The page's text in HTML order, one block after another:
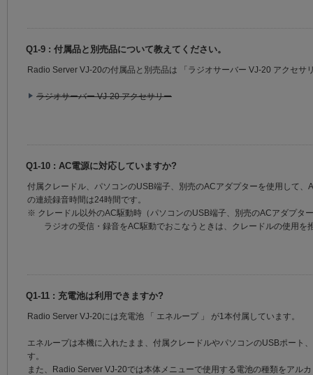
Q1-9 : 付属品と別売品について教えてください。
Radio Server VJ-20の付属品と別売品は 「ラジオサーバー VJ-20 アクセ
ラジオサーバー VJ-20 アクセサリー
Q1-10 : AC電源に対応していますか?
付属クレードル、パソコンのUSB端子、別売のACアダプターを使用して
の連続録音時間は24時間です。
※ クレードル以外のAC駆動時（パソコンのUSB端子、別売のACアダプタ
ラジオの受信・録音をAC駆動でおこなうときは、クレードルの使用を
Q1-11 : 充電池は利用できますか?
Radio Server VJ-20には充電池 「 エネループ 」 が1本付属しています。
エネループは本機に入れたまま、付属クレードルやパソコンのUSBポート
す。
また、Radio Server VJ-20では本体メニューで使用する電池の種類をアル